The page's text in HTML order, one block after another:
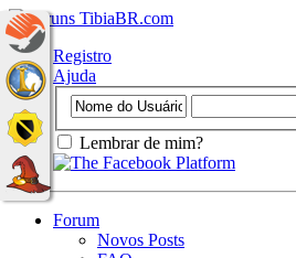
Registro
Ajuda
Lembrar de mim?
Forum
Novos Posts